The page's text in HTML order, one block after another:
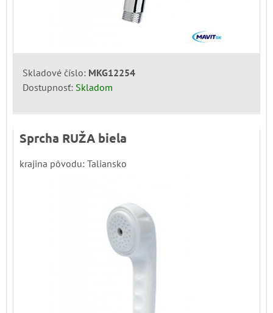
Skladové číslo: MKG12254
Dostupnosť: Skladom
Sprcha RUŽA biela
krajina pôvodu: Taliansko